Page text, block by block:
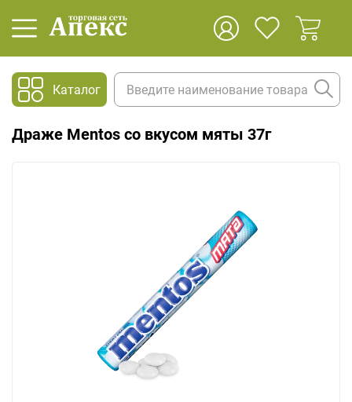
Каталог
Драже Mentos со вкусом мяты 37г